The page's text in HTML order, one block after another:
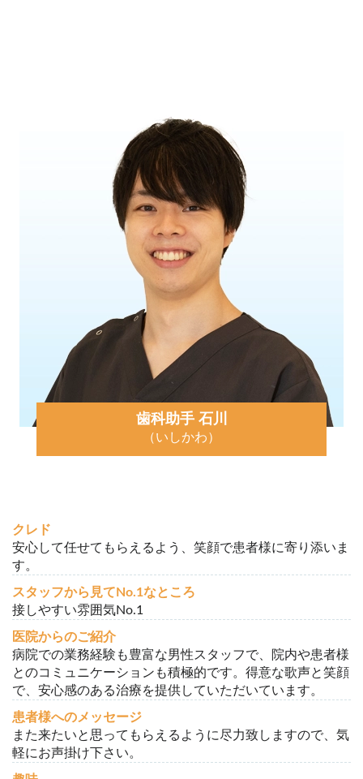
歯科助手 石川
（いしかわ）
クレド
安心して任せてもらえるよう、笑顔で患者様に寄り添いま
す。
スタッフから見てNo.1なところ
接しやすい雰囲気No.1
医院からのご紹介
病院での業務経験も豊富な男性スタッフで、院内や患者様
とのコミュニケーションも積極的です。得意な歌声と笑顔
で、安心感のある治療を提供していただいています。
患者様へのメッセージ
また来たいと思ってもらえるように尽力致しますので、気
軽にお声掛け下さい。